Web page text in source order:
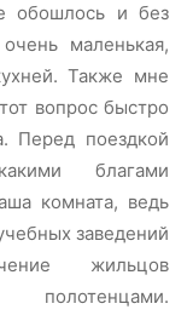
обошлось и без
маленькая,
Также мне
вопрос быстро
Перед поездкой
благами
комната, ведь
заведений
жильцов